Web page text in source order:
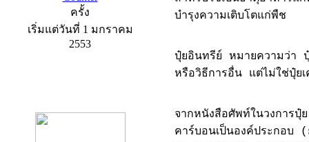
ครั้ง
เริ่มแต่วันที่ 1 มกราคม
2553
บำรุงความเติบโตแก่พืช
ปุ๋ยอินทรีย์ หมายความว่า
หรือวิธีการอื่น แต่ไม่ใช่ปุ๋ย
จากหนังสือศัพท์ในวงการ
คาร์บอนเป็นองค์ประกอบ